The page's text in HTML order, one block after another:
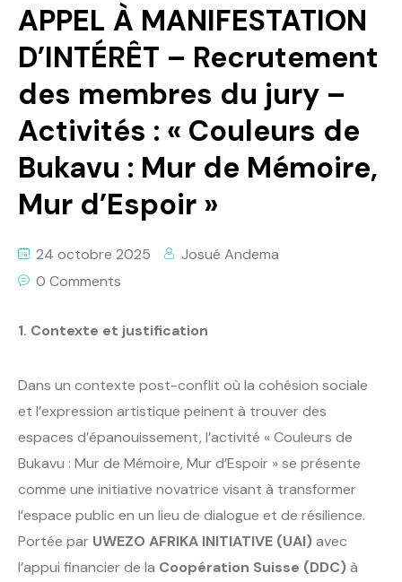
APPEL À MANIFESTATION
D’INTÉRÊT – Recrutement
des membres du jury –
Activités : « Couleurs de
Bukavu : Mur de Mémoire,
Mur d’Espoir »
24 octobre 2025
Josué Andema
0 Comments
1. Contexte et justification
Dans un contexte post-conflit où la cohésion sociale
et l’expression artistique peinent à trouver des
espaces d’épanouissement, l’activité « Couleurs de
Bukavu : Mur de Mémoire, Mur d’Espoir » se présente
comme une initiative novatrice visant à transformer
l’espace public en un lieu de dialogue et de résilience.
Portée par UWEZO AFRIKA INITIATIVE (UAI) avec
l’appui financier de la Coopération Suisse (DDC) à